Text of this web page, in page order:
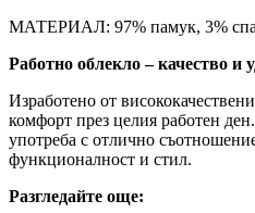
МАТЕРИАЛ: 97% памук, 3%
Работно облекло – качество и
Изработено от
комфорт през целия работен
употреба с отлично
функционалност и стил.
Разгледайте още: